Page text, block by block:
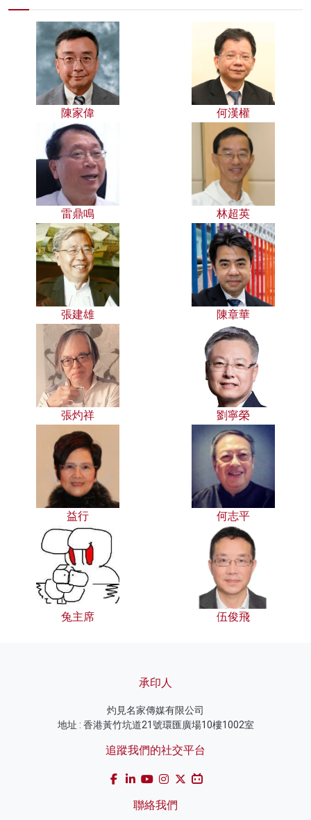
陳家偉 何漢權
雷鼎鳴 林超英
張建雄 陳章華
張灼祥 劉寧榮
益行 何志平
兔主席 伍俊飛
承印人
灼見名家傳媒有限公司
地址 : 香港黃竹坑道21號環匯廣場10樓1002室
追蹤我們的社交平台
聯絡我們